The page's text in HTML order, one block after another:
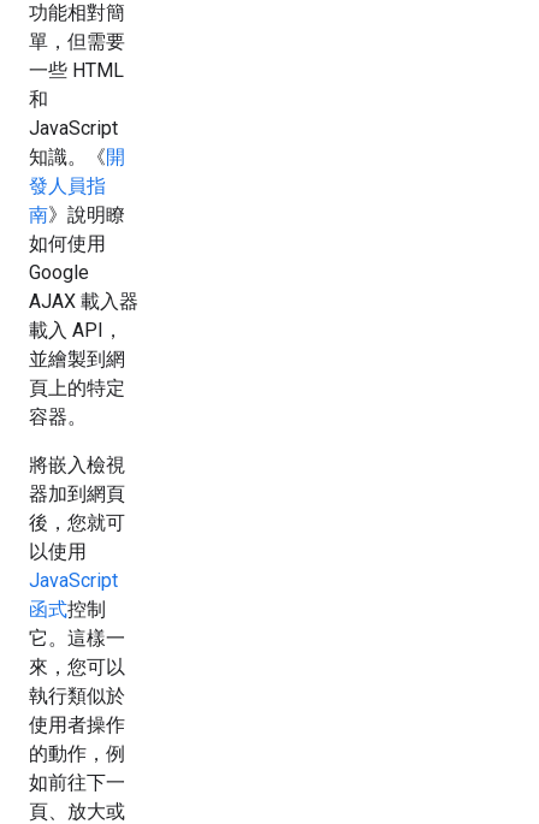
功能相對簡
單，但需要
一些 HTML
和
JavaScript
知識。《開
發人員指
南》說明瞭
如何使用
Google
AJAX 載入器
載入 API，
並繪製到網
頁上的特定
容器。
將嵌入檢視
器加到網頁
後，您就可
以使用
JavaScript
函式控制
它。這樣一
來，您可以
執行類似於
使用者操作
的動作，例
如前往下一
頁、放大或